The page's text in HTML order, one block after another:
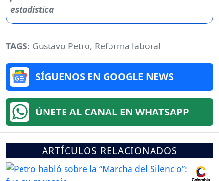
TAGS: Gustavo Petro, Reforma laboral
SÍGUENOS EN GOOGLE NEWS
ÚNETE AL CANAL EN WHATSAPP
ARTÍCULOS RELACIONADOS